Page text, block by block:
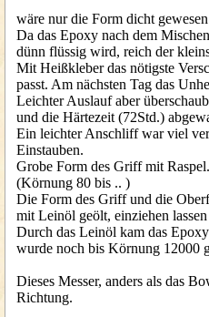
wäre nur die Form dicht gewesen
Da das Epoxy nach dem
dünn flüssig wird, reich der
Mit Heißkleber das nötigste
passt. Am nächsten Tag das
Leichter Auslauf aber
und die Härtezeit (72Std.)
Ein leichter Anschliff war viel
Einstauben.
Grobe Form des Griff mit
(Körnung 80 bis .. )
Die Form des Griff und die
mit Leinöl geölt, einziehen
Durch das Leinöl kam das
wurde noch bis Körnung 12000
Dieses Messer, anders als das
Richtung.